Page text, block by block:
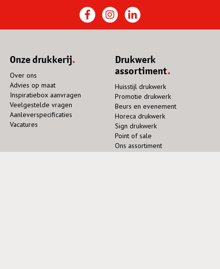
Onze drukkerij
Over ons
Advies op maat
Inspiratiebox aanvragen
Veelgestelde vragen
Aanleverspecificaties
Vacatures
Drukwerk
assortiment
Huisstijl drukwerk
Promotie drukwerk
Beurs en evenement
Horeca drukwerk
Sign drukwerk
Point of sale
Ons assortiment